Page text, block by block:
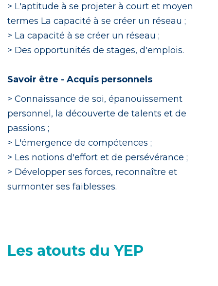
> L'aptitude à se projeter à court et moyen
termes La capacité à se créer un réseau ;
> La capacité à se créer un réseau ;
> Des opportunités de stages, d'emplois.
Savoir être - Acquis personnels
> Connaissance de soi, épanouissement
personnel, la découverte de talents et de
passions ;
> L'émergence de compétences ;
> Les notions d'effort et de persévérance ;
> Développer ses forces, reconnaître et
surmonter ses faiblesses.
Les atouts du YEP